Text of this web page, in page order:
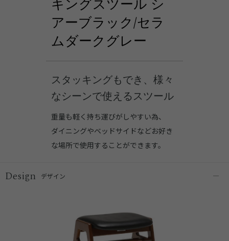
キングスツール シ
アーブラック/セラ
ムダークグレー
スタッキングもでき、様々
なシーンで使えるスツール
重量も軽く持ち運びがしやすい為、
ダイニングやベッドサイドなどお好き
な場所で使用することができます。
Design デザイン